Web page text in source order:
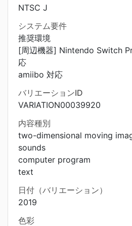
NTSC J
システム要件
推奨環境
[周辺機器] Nintendo Switch
応
amiibo 対応
バリエーションID
VARIATION00039920
内容種別
two-dimensional moving
sounds
computer program
text
日付（バリエーション）
2019
色彩